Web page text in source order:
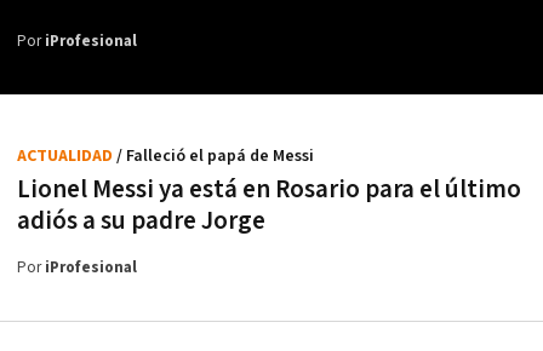
PoriProfesional
Lionel Messi ya está en Rosario para el último
adiós a su padre Jorge
ACTUALIDAD / Falleció el papá de Messi
PoriProfesional